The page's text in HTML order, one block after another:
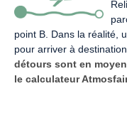
point B. Dans la réalité,
pour arriver à
détours sont en
le calculateur